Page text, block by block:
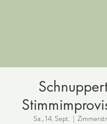
Sa., 14. Sept.
  |